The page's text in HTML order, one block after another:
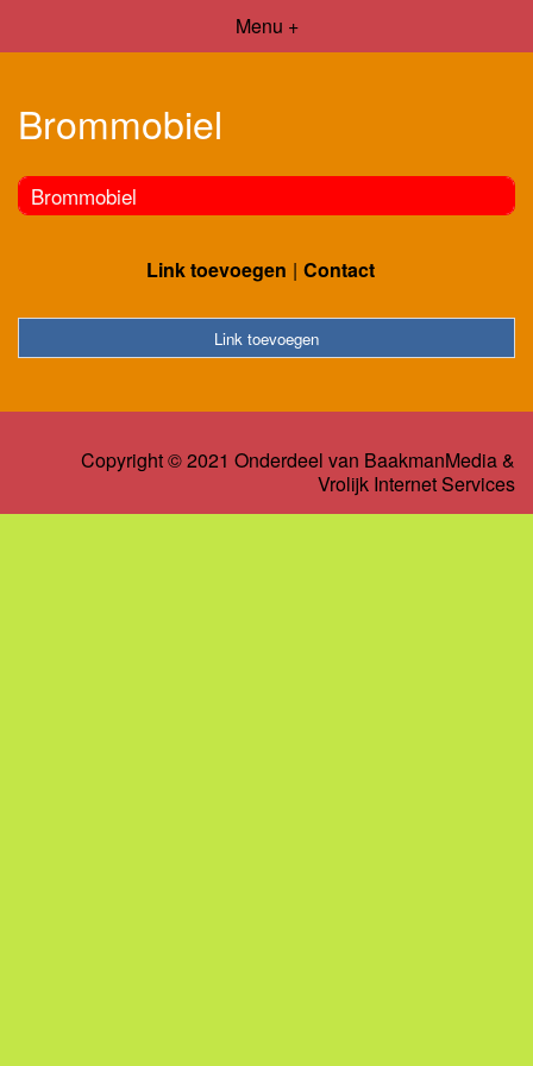
Menu +
Brommobiel
Brommobiel
Link toevoegen Contact
Link toevoegen
Copyright © 2021 Onderdeel van BaakmanMedia&
Vrolijk Internet Services